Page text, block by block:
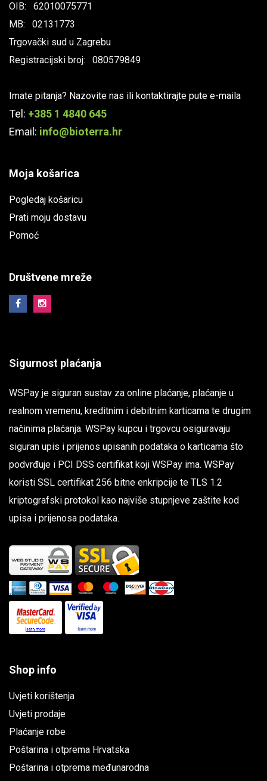
OIB: 62010075771
MB: 02131773
Trgovački sud u Zagrebu
Registracijski broj: 080579849
Imate pitanja? Nazovite nas ili kontaktirajte pute e-maila
Tel: +385 1 4840 645
Email: info@bioterra.hr
Moja košarica
Pogledaj košaricu
Prati moju dostavu
Pomoć
Društvene mreže
Sigurnost plaćanja
WSPay je siguran sustav za online plaćanje, plaćanje u
realnom vremenu, kreditnim i debitnim karticama te drugim
načinima plaćanja. WSPay kupcu i trgovcu osiguravaju
siguran upis i prijenos upisanih podataka o karticama što
podvrđuje i PCI DSS certifikat koji WSPay ima. WSPay
koristi SSL certifikat 256 bitne enkripcije te TLS 1.2
kriptografski protokol kao najviše stupnjeve zaštite kod
upisa i prijenosa podataka.
Shop info
Uvjeti korištenja
Uvjeti prodaje
Plaćanje robe
Poštarina i otprema Hrvatska
Poštarina i otprema međunarodna